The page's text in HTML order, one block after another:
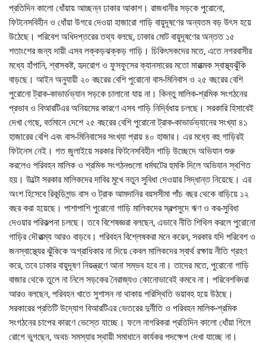
প্রতিদিন কালো ধোঁয়ায় আচ্ছন্ন ঢাকার আকাশ। রাজধানীর সড়কে পুরোনো,
ফিটনেসবিহীন ও ধোঁয়া উগরে দেওয়া হাজারো গাড়ি বায়ুদূষণের অন্যতম বড় উৎস হয়ে
উঠেছে। পরিবেশ অধিদপ্তরের তথ্য বলছে, ঢাকার মোট বায়ুদূষণের অন্তত ১৫
শতাংশের জন্য দায়ী এসব লক্কড়ঝক্কড় গাড়ি। চিকিৎসকদের মতে, এতে নগরবাসীর
মধ্যে হাঁপানি, শ্বাসকষ্ট, হৃদরোগ ও ফুসফুসের ক্যানসারের মতো মারাত্মক স্বাস্থ্যঝুঁকি
বাড়ছে। আইন অনুযায়ী ২০ বছরের বেশি পুরোনো বাস-মিনিবাস ও ২৫ বছরের বেশি
পুরোনো ট্রাক-কাভার্ডভ্যান সড়কে চালানো যায় না। কিন্তু মালিক-শ্রমিক সংগঠনের
প্রভাব ও বিআরটিএর অনিয়মের কারণে এসব গাড়ি নির্দ্বিধায় চলছে। সরকারি হিসাবেই
দেখা গেছে, বর্তমানে দেশে ২৫ বছরের বেশি পুরোনো ট্রাক-কাভার্ডভ্যানের সংখ্যা ৪১
হাজারের বেশি এবং বাস-মিনিবাসের সংখ্যা প্রায় ৪০ হাজার। এর মধ্যে বহু গাড়িরই
ফিটনেস নেই। গত জুলাইয়ে সরকার ফিটনেসবিহীন গাড়ি উচ্ছেদে অভিযান শুরু
করলেও পরিবহন মালিক ও শ্রমিক সংগঠনগুলো ধর্মঘটের হুমকি দিলে অভিযান স্থগিত
হয়। উল্টো সরকার মালিকদের দাবির মুখে নতুন সুবিধা দেওয়ার সিদ্ধান্ত নিয়েছে। এর
অংশ হিসেবে রিকন্ডিশন্ড বাস ও ট্রাক আমদানির বয়সসীমা পাঁচ বছর থেকে বাড়িয়ে ১২
বছর করা হয়েছে। পাশাপাশি পুরোনো গাড়ি মালিকদের স্বল্পসুদে ঋণ ও কর-সুবিধা
দেওয়ার পরিকল্পনা চলছে। তবে বিশেষজ্ঞরা বলছেন, এভাবে নীতি শিথিল করলে পুরোনো
গাড়ির দৌরাত্ম্য আরও বাড়বে। পরিবহন বিশ্লেষকরা মনে করেন, সরকার যদি পরিবেশ ও
জনস্বাস্থ্যের ঝুঁকিকে অগ্রাধিকার না দিয়ে কেবল মালিকদের স্বার্থ রক্ষায় নীতি গ্রহণ
করে, তবে ঢাকার বায়ুদূষণ নিয়ন্ত্রণে আনা সম্ভব হবে না। তাদের মতে, পুরোনো গাড়ি
বাজার থেকে তুলে না নিলে সড়কের নৈরাজ্যও কোনোভাবেই কমবে না। পরিবেশবিদরা
আরও বলছেন, পরিবহন খাতে সুশাসন না থাকায় পরিস্থিতি ভয়াবহ হয়ে উঠছে।
সরকারের প্রতিটি উদ্যোগ বিআরটিএর ভেতরের দুর্নীতি ও পরিবহন মালিক-শ্রমিক
সংগঠনের চাপের কারণে ভেস্তে যাচ্ছে। ফলে নাগরিকরা প্রতিদিন কালো ধোঁয়া গিলে
রোগে ভুগছেন, অথচ সমস্যার স্থায়ী সমাধানে কার্যকর পদক্ষেপ দেখা যাচ্ছে না।